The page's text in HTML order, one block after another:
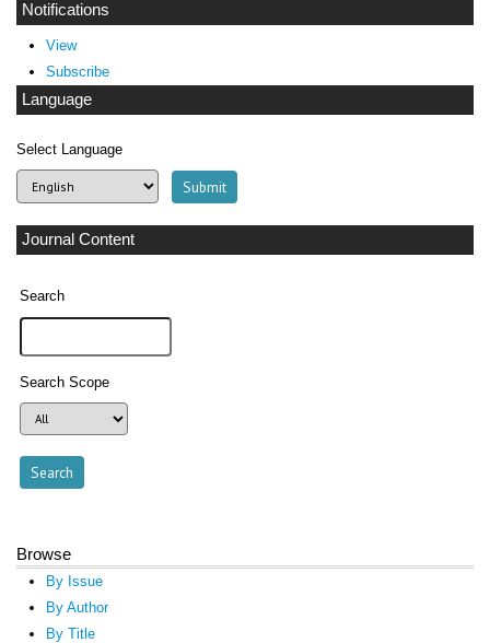
Notifications
View
Subscribe
Language
Select Language
Journal Content
Search
Search Scope
Browse
By Issue
By Author
By Title